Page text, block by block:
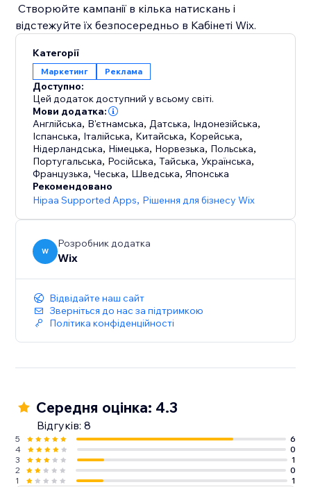
​ Створюйте кампанії в кілька натискань і
відстежуйте їх безпосередньо в Кабінеті Wix.
Категорії
Маркетинг Реклама
Доступно:
Цей додаток доступний у всьому світі.
Мови додатка:
Англійська, В'єтнамська, Датська, Індонезійська,
Іспанська, Італійська, Китайська, Корейська,
Нідерландська, Німецька, Норвезька, Польська,
Португальська, Російська,Тайська,Українська,
Французька,Чеська, Шведська,Японська
Рекомендовано
Hipaa Supported Apps, Рішення для бізнесу Wix
W
Розробник додатка
Wix
Відвідайте наш сайт
Зверніться до нас за підтримкою
Політика конфіденційності
Середня оцінка: 4.3
Відгуків: 8
5
6
4
0
3
1
2
0
1
1